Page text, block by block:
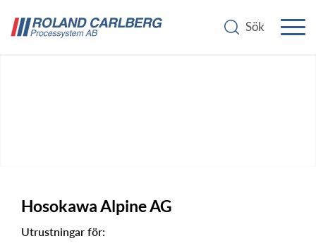
Luftstrålesiktar
Hosokawa Alpine AG
Utrustningar för: